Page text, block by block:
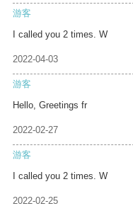
游客
I called you 2 times. W
2022-04-03
游客
Hello, Greetings fr
2022-02-27
游客
I called you 2 times. W
2022-02-25